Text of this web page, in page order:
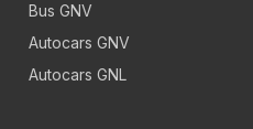
Bus GNV
Autocars GNV
Autocars GNL